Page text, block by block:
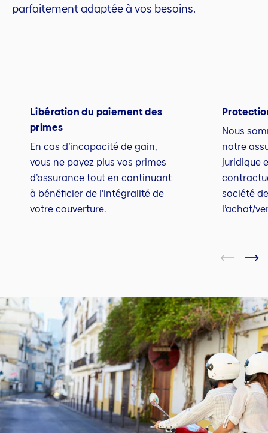
parfaitement adaptée à vos besoins.
Libération du paiement des
primes
En cas d’incapacité de gain,
vous ne payez plus vos primes
d’assurance tout en continuant
à bénéficier de l’intégralité de
votre couverture.
Nous
notre
juridique
société
l’achat/